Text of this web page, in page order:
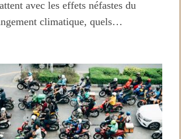
avec les effets néfastes du
climatique, quels…